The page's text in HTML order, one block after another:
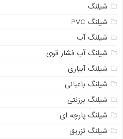
شیلنگ
شیلنگ PVC
شیلنگ آب
شیلنگ آب فشار قوی
شیلنگ آبیاری
شیلنگ باغبانی
شیلنگ برزنتی
شیلنگ پارچه ای
شیلنگ تزریق